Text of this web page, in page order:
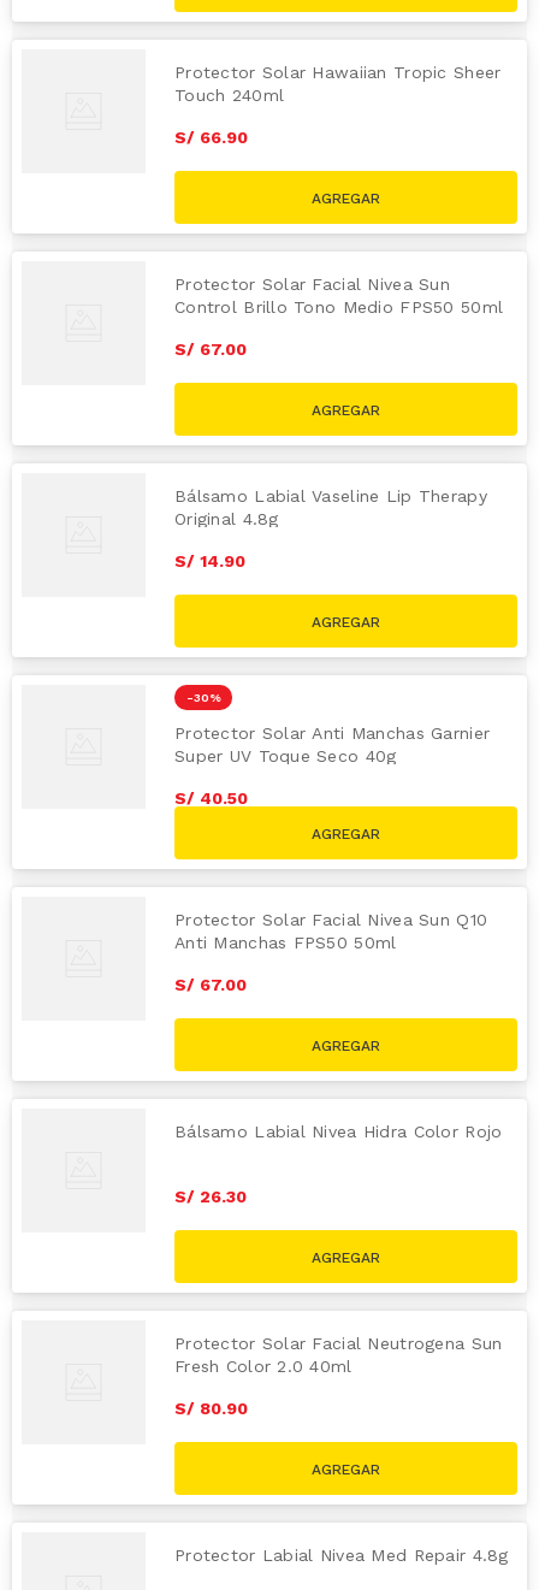
Protector Solar Hawaiian Tropic Sheer
Touch 240ml
S/ 66.90
Protector Solar Facial Nivea Sun
Control Brillo Tono Medio FPS50 50ml
S/ 67.00
Bálsamo Labial Vaseline Lip Therapy
Original 4.8g
S/ 14.90
-30 %
Protector Solar Anti Manchas Garnier
Super UV Toque Seco 40g
S/ 40.50
Protector Solar Facial Nivea Sun Q10
Anti Manchas FPS50 50ml
S/ 67.00
Bálsamo Labial Nivea Hidra Color Rojo
S/ 26.30
Protector Solar Facial Neutrogena Sun
Fresh Color 2.0 40ml
S/ 80.90
Protector Labial Nivea Med Repair 4.8g